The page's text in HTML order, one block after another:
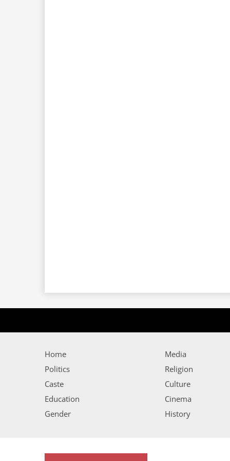
Home
Politics
Caste
Education
Gender
Media
Religion
Culture
Cinema
History